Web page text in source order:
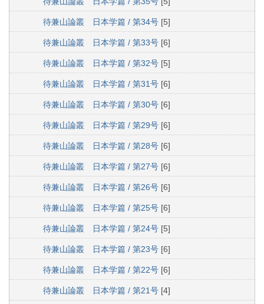
待兼山論叢 日本学篇 / 第34号 [5]
待兼山論叢 日本学篇 / 第33号 [6]
待兼山論叢 日本学篇 / 第32号 [5]
待兼山論叢 日本学篇 / 第31号 [6]
待兼山論叢 日本学篇 / 第30号 [6]
待兼山論叢 日本学篇 / 第29号 [6]
待兼山論叢 日本学篇 / 第28号 [6]
待兼山論叢 日本学篇 / 第27号 [6]
待兼山論叢 日本学篇 / 第26号 [6]
待兼山論叢 日本学篇 / 第25号 [6]
待兼山論叢 日本学篇 / 第24号 [5]
待兼山論叢 日本学篇 / 第23号 [6]
待兼山論叢 日本学篇 / 第22号 [6]
待兼山論叢 日本学篇 / 第21号 [4]